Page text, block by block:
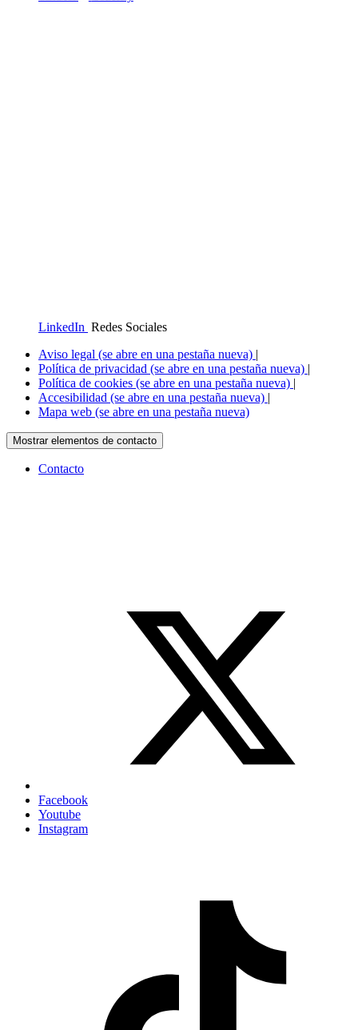
LinkedIn Redes Sociales
Aviso legal (se abre en una pestaña nueva) |
Política de privacidad (se abre en una pestaña nueva) |
Política de cookies (se abre en una pestaña nueva) |
Accesibilidad (se abre en una pestaña nueva) |
Mapa web (se abre en una pestaña nueva)
Mostrar elementos de contacto
Contacto
Facebook
Youtube
Instagram